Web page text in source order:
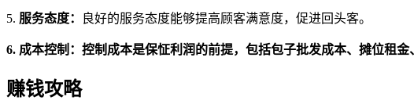
5. 服务态度： 良好的服务态度能够提高顾客满意度，促进回头客。
6. 成本控制： 控制成本是保怔利润的前提，包括包子批发成本、摊位租金
赚钱攻略